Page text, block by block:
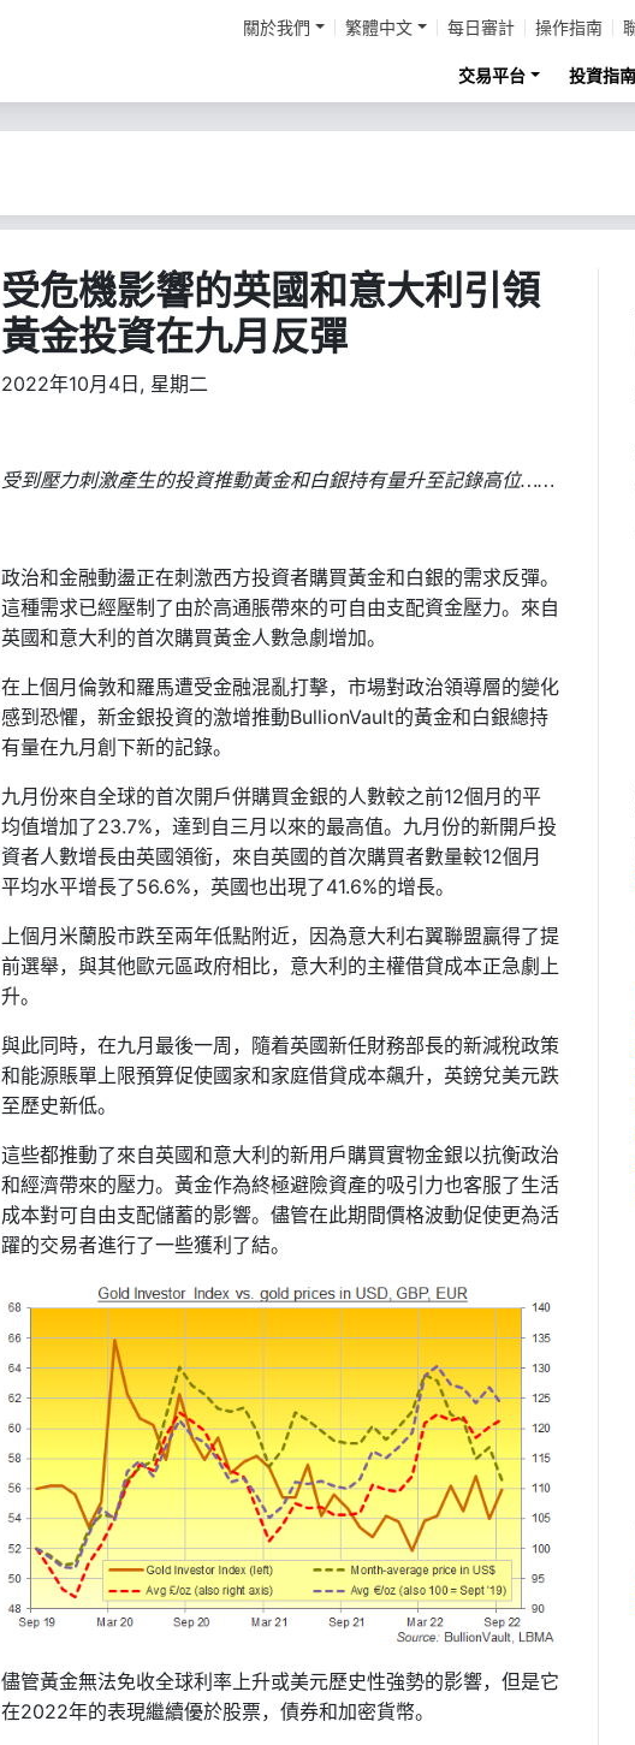
關於我們 繁體中文 每日審計 操作指南
交易平台 投資指南
受危機影響的英國和意大利引領
黃金投資在九月反彈
2022年10月4日, 星期二
受到壓力刺激產生的投資推動黃金和白銀持有量升至記錄高位……
政治和金融動盪正在刺激西方投資者購買黃金和白銀的需求反彈。
這種需求已經壓制了由於高通脹帶來的可自由支配資金壓力。來自
英國和意大利的首次購買黃金人數急劇增加。
在上個月倫敦和羅馬遭受金融混亂打擊，市場對政治領導層的變化
感到恐懼，新金銀投資的激增推動BullionVault的黃金和白銀總持
有量在九月創下新的記錄。
九月份來自全球的首次開戶併購買金銀的人數較之前12個月的平
均值增加了23.7%，達到自三月以來的最高值。九月份的新開戶投
資者人數增長由英國領銜，來自英國的首次購買者數量較12個月
平均水平增長了56.6%，英國也出現了41.6%的增長。
上個月米蘭股市跌至兩年低點附近，因為意大利右翼聯盟贏得了提
前選舉，與其他歐元區政府相比，意大利的主權借貸成本正急劇上
升。
與此同時，在九月最後一周，隨着英國新任財務部長的新減稅政策
和能源賬單上限預算促使國家和家庭借貸成本飆升，英鎊兌美元跌
至歷史新低。
這些都推動了來自英國和意大利的新用戶購買實物金銀以抗衡政治
和經濟帶來的壓力。黃金作為終極避險資產的吸引力也客服了生活
成本對可自由支配儲蓄的影響。儘管在此期間價格波動促使更為活
躍的交易者進行了一些獲利了結。
儘管黃金無法免收全球利率上升或美元歷史性強勢的影響，但是它
在2022年的表現繼續優於股票，債券和加密貨幣。